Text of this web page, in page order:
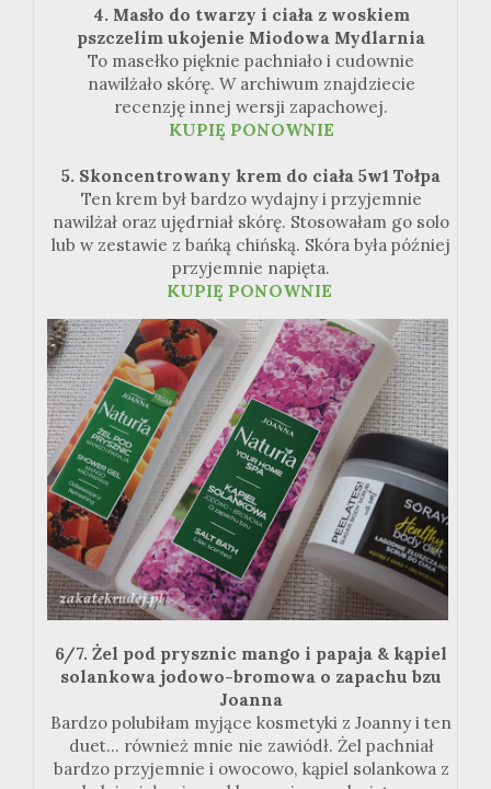
4. Masło do twarzy i ciała z woskiem
pszczelim ukojenie Miodowa Mydlarnia
To masełko pięknie pachniało i cudownie
nawilżało skórę. W archiwum znajdziecie
recenzję innej wersji zapachowej.
KUPIĘ PONOWNIE
5. Skoncentrowany krem do ciała 5w1 Tołpa
Ten krem był bardzo wydajny i przyjemnie
nawilżał oraz ujędrniał skórę. Stosowałam go solo
lub w zestawie z bańką chińską. Skóra była później
przyjemnie napięta.
KUPIĘ PONOWNIE
6/7. Żel pod prysznic mango i papaja & kąpiel
solankowa jodowo-bromowa o zapachu bzu
Joanna
Bardzo polubiłam myjące kosmetyki z Joanny i ten
duet... również mnie nie zawiódł. Żel pachniał
bardzo przyjemnie i owocowo, kąpiel solankowa z